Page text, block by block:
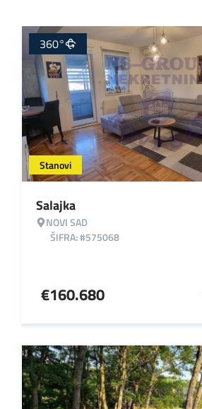
Stanovi
360°
Salajka
NOVI SAD
ŠIFRA: #575068
€160.680